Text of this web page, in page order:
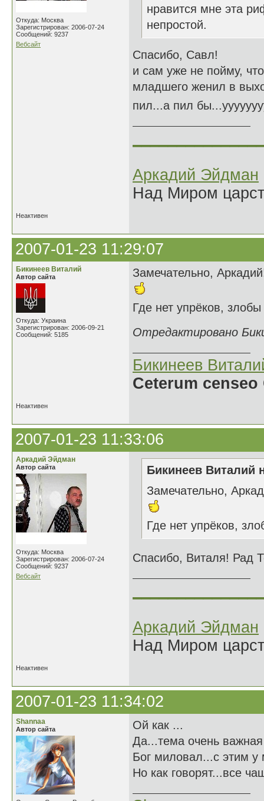
Откуда: Москва
Зарегистрирован: 2006-07-24
Сообщений: 9237
Вебсайт
нравится мне эта
непростой.
Спасибо, Савл!
и сам уже не пойму,
младшего женил в
пил...а пил
Аркадий Эйдман
Над Миром
Неактивен
2007-01-23 11:29:07
Бикинеев Виталий
Автор сайта
Откуда: Украина
Зарегистрирован: 2006-09-21
Сообщений: 5185
Замечательно,
Где нет упрёков,
Отредактировано
Бикинеев
Ceterum
Неактивен
2007-01-23 11:33:06
Аркадий Эйдман
Автор сайта
Откуда: Москва
Зарегистрирован: 2006-07-24
Сообщений: 9237
Вебсайт
Бикинеев Виталий
Замечательно,
Где нет упрёков,
Спасибо, Виталя! Рад
Аркадий Эйдман
Над Миром
Неактивен
2007-01-23 11:34:02
Shannaa
Автор сайта
Ой как ...
Да...тема очень важная
Бог миловал...с этим у
Но как говорят...все